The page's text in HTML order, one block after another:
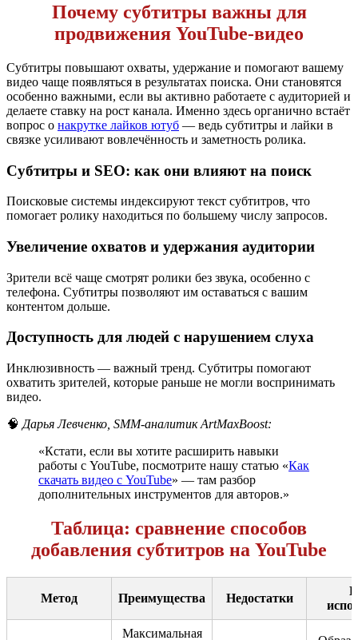
Почему субтитры важны для
продвижения YouTube-видео
Субтитры повышают охваты, удержание и помогают вашему
видео чаще появляться в результатах поиска. Они становятся
особенно важными, если вы активно работаете с аудиторией и
делаете ставку на рост канала. Именно здесь органично встаёт
вопрос о накрутке лайков ютуб — ведь субтитры и лайки в
связке усиливают вовлечённость и заметность ролика.
Субтитры и SEO: как они влияют на поиск
Поисковые системы индексируют текст субтитров, что
помогает ролику находиться по большему числу запросов.
Увеличение охватов и удержания аудитории
Зрители всё чаще смотрят ролики без звука, особенно с
телефона. Субтитры позволяют им оставаться с вашим
контентом дольше.
Доступность для людей с нарушением слуха
Инклюзивность — важный тренд. Субтитры помогают
охватить зрителей, которые раньше не могли воспринимать
видео.
🧠 Дарья Левченко, SMM-аналитик ArtMaxBoost:
«Кстати, если вы хотите расширить навыки
работы с YouTube, посмотрите нашу статью «Как
скачать видео с YouTube» — там разбор
дополнительных инструментов для авторов.»
Таблица: сравнение способов
добавления субтитров на YouTube
Метод Преимущества Недостатки
Максимальная